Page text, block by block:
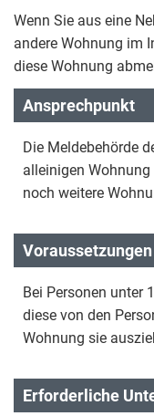
Wenn Sie aus eine
andere Wohnung im
diese Wohnung
Ansprechpunkt
Die Meldebehörde
alleinigen
noch weitere
Voraussetzungen
Bei Personen unter
diese von den
Wohnung sie
Erforderliche